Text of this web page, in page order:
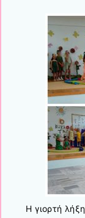
Η γιορτή